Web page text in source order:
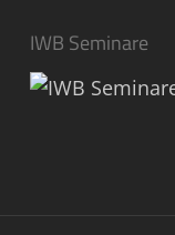
IWB Seminare